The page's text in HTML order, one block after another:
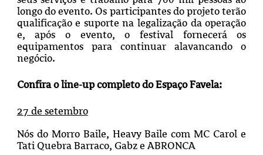
longo do evento. Os participantes do projeto terão
qualificação e suporte na legalização da operação
e, após o evento, o festival fornecerá os
equipamentos para continuar alavancando o
negócio.
Confira o line-up completo do Espaço Favela:
27 de setembro
Nós do Morro Baile, Heavy Baile com MC Carol e
Tati Quebra Barraco, Gabz e ABRONCA